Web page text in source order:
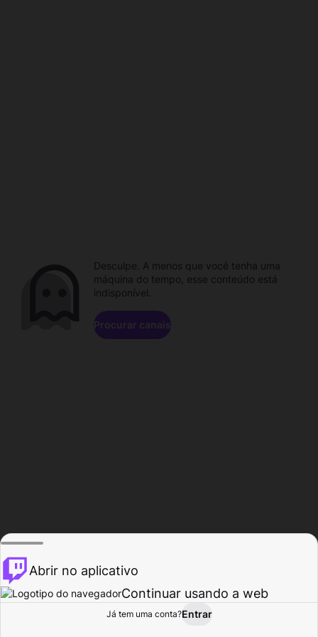
Procurar Atividade
Desculpe. A menos que você tenha uma
máquina do tempo, esse conteúdo está
indisponível.
Procurar canais
Abrir no aplicativo
Continuar usando a web
Já tem uma conta?Entrar